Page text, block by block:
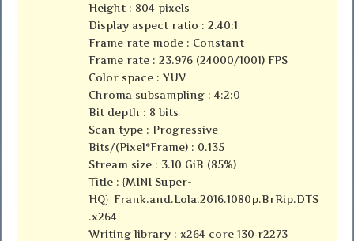
Height : 804 pixels
Display aspect ratio : 2.40:1
Frame rate mode : Constant
Frame rate : 23.976 (24000/1001) FPS
Color space : YUV
Chroma subsampling : 4:2:0
Bit depth : 8 bits
Scan type : Progressive
Bits/(Pixel*Frame) : 0.135
Stream size : 3.10 GiB (85%)
Title : {MINI Super-
HQ}_Frank.and.Lola.2016.1080p.BrRip.DTS
.x264
Writing library : x264 core 130 r2273